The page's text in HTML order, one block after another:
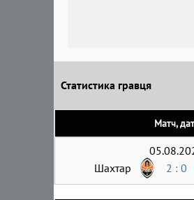
Статистика гравця
Матч,
Шахтар
2 : 0